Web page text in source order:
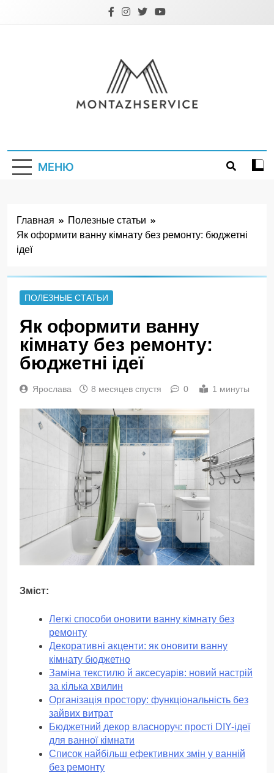
МЕНЮ
Главная
Полезные статьи
Як оформити ванну кімнату без ремонту: бюджетні
ідеї
ПОЛЕЗНЫЕ СТАТЬИ
Як оформити ванну
кімнату без ремонту:
бюджетні ідеї
Ярослава 8 месяцев спустя 0 1 минуты
Зміст:
Легкі способи оновити ванну кімнату без
ремонту
Декоративні акценти: як оновити ванну
кімнату бюджетно
Заміна текстилю й аксесуарів: новий настрій
за кілька хвилин
Організація простору: функціональність без
зайвих витрат
Бюджетний декор власноруч: прості DIY-ідеї
для ванної кімнати
Список найбільш ефективних змін у ванній
без ремонту